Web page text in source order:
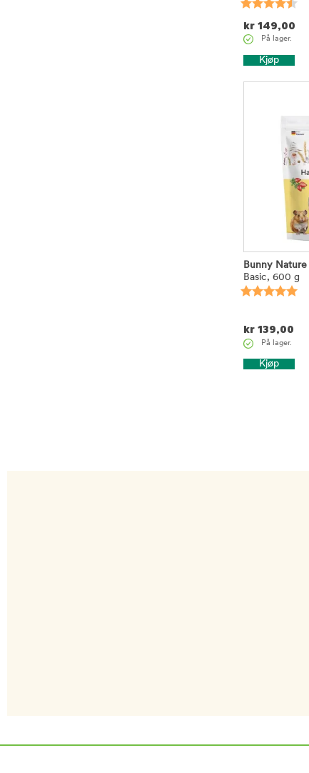
kr 149,00
På lager.
Kjøp
Bunny Nature
Basic, 600 g
kr 139,00
På lager.
Kjøp